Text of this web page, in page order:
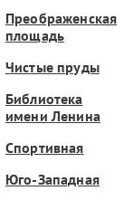
Преображенская
площадь
Чистые пруды
Библиотека
имени Ленина
Спортивная
Юго-Западная